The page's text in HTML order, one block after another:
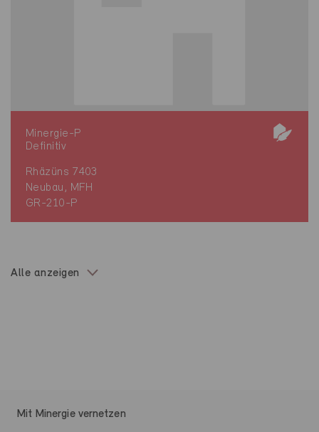
Minergie-P
Definitiv
Rhäzüns 7403
Neubau, MFH
GR-210-P
Alle anzeigen
Mit Minergie vernetzen